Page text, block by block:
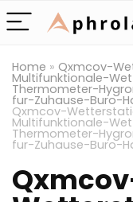
Home » Qxmcov-
Multifunktionale-
Thermometer-
fur-Zuhause-Buro-
Qxmcov-
Multifunktionale-
Thermometer-
fur-Zuhause-Buro-